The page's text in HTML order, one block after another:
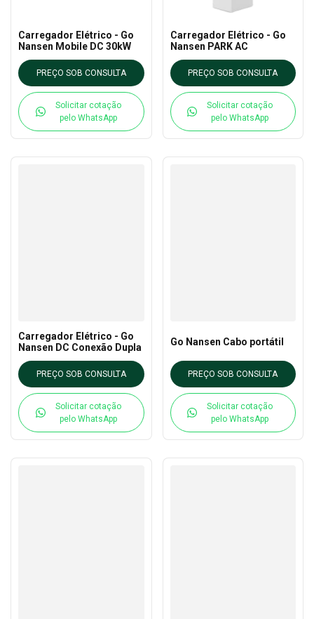
Carregador Elétrico - Go
Nansen Mobile DC 30kW
PREÇO SOB CONSULTA
Solicitar cotação
pelo WhatsApp
Carregador Elétrico - Go
Nansen PARK AC
PREÇO SOB CONSULTA
Solicitar cotação
pelo WhatsApp
Carregador Elétrico - Go
Nansen DC Conexão Dupla
PREÇO SOB CONSULTA
Solicitar cotação
pelo WhatsApp
Go Nansen Cabo portátil
PREÇO SOB CONSULTA
Solicitar cotação
pelo WhatsApp